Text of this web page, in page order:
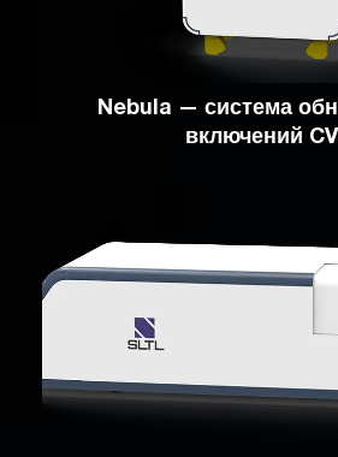
Nebula — система
включений